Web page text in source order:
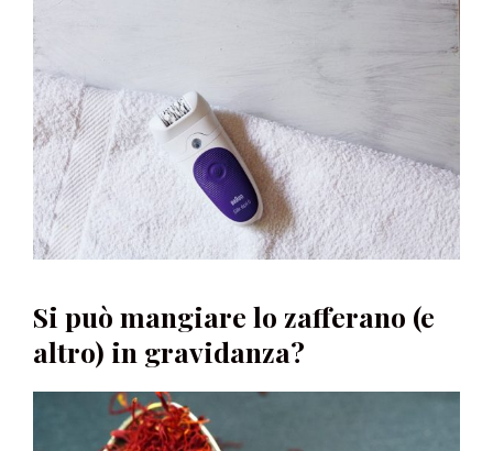
Si può mangiare lo zafferano (e
altro) in gravidanza?